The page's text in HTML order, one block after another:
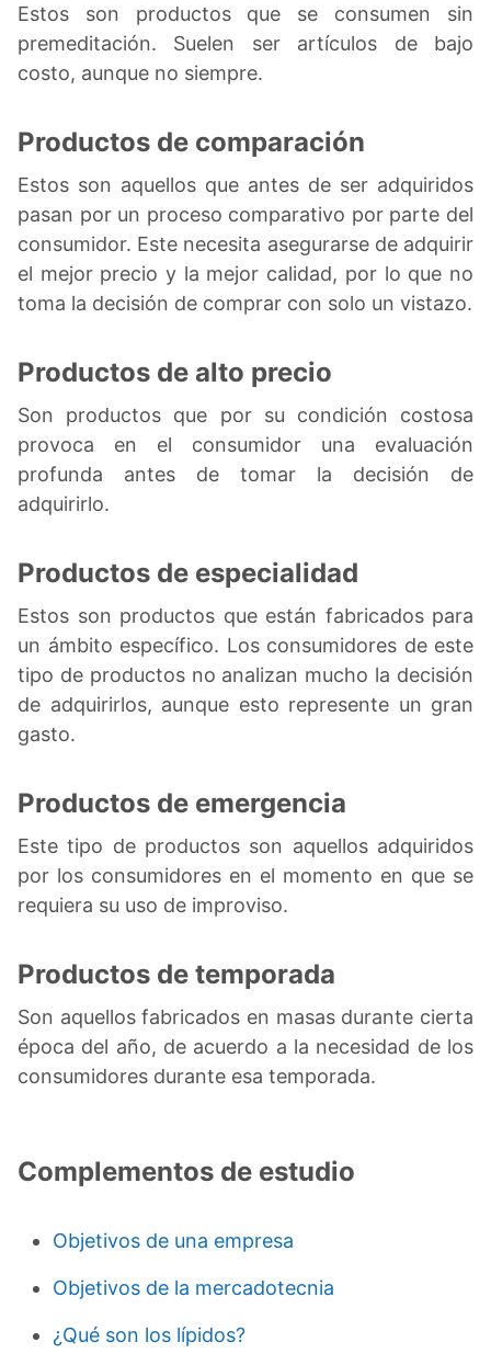
Estos son productos que se consumen sin
premeditación. Suelen ser artículos de bajo
costo, aunque no siempre.
Productos de comparación
Estos son aquellos que antes de ser adquiridos
pasan por un proceso comparativo por parte del
consumidor. Este necesita asegurarse de adquirir
el mejor precio y la mejor calidad, por lo que no
toma la decisión de comprar con solo un vistazo.
Productos de alto precio
Son productos que por su condición costosa
provoca en el consumidor una evaluación
profunda antes de tomar la decisión de
adquirirlo.
Productos de especialidad
Estos son productos que están fabricados para
un ámbito específico. Los consumidores de este
tipo de productos no analizan mucho la decisión
de adquirirlos, aunque esto represente un gran
gasto.
Productos de emergencia
Este tipo de productos son aquellos adquiridos
por los consumidores en el momento en que se
requiera su uso de improviso.
Productos de temporada
Son aquellos fabricados en masas durante cierta
época del año, de acuerdo a la necesidad de los
consumidores durante esa temporada.
Complementos de estudio
Objetivos de una empresa
Objetivos de la mercadotecnia
¿Qué son los lípidos?